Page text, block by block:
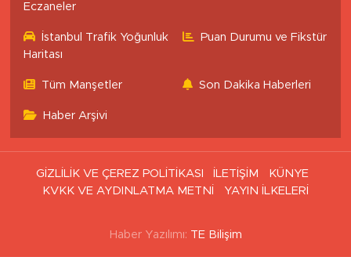
Eczaneler
İstanbul Trafik Yoğunluk
Haritası
Puan Durumu ve Fikstür
Tüm Manşetler Son Dakika Haberleri
Haber Arşivi
GİZLİLİK VE ÇEREZ POLİTİKASI İLETİŞİM
KÜNYE
KVKK VE AYDINLATMA METNİ
YAYIN İLKELERİ
Haber Yazılımı: TE Bilişim